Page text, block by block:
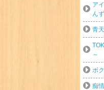
ア
ん
青
～
ボ
痴